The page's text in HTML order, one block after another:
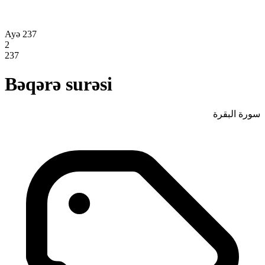
Ayə 237
2
237
Bəqərə surəsi
سورة البقرة